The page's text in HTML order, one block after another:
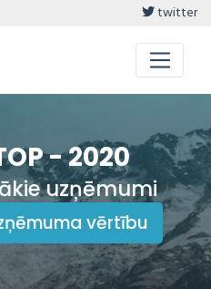
twitter
- 2020
uzņēmumi
vērtību